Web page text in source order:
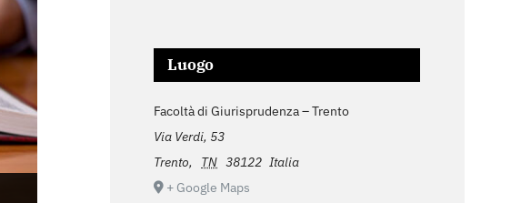
Luogo
Facoltà di Giurisprudenza – Trento
Via Verdi, 53
Trento, TN 38122 Italia
+ Google Maps